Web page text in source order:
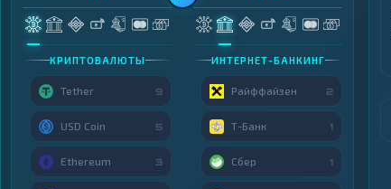
КРИПТОВАЛЮТЫ
Tether 9
USD Coin 5
Ethereum 3
ИНТЕРНЕТ-БАНКИНГ
Райффайзен 2
Т-Банк 1
Сбер 1